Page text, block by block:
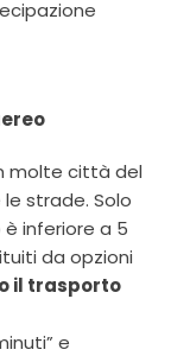
molte città del
strade. Solo
è inferiore a 5
da opzioni
il trasporto
e